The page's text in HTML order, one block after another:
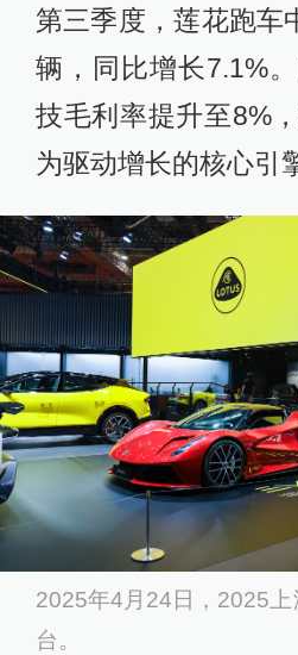
第三季度，莲花跑车
辆，同比增长7.1%
技毛利率提升至8%
为驱动增长的核心引
2025年4月24日，2025
台。